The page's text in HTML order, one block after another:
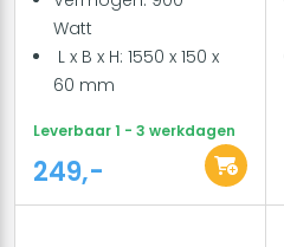
Watt
L x B x H: 1550 x 150 x
60 mm
Leverbaar 1 - 3 werkdagen
249,-